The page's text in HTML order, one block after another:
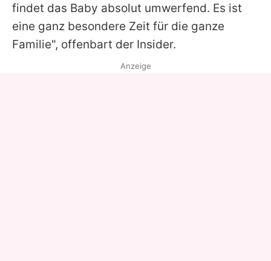
findet das Baby absolut umwerfend. Es ist
eine ganz besondere Zeit für die ganze
Familie", offenbart der Insider.
Anzeige